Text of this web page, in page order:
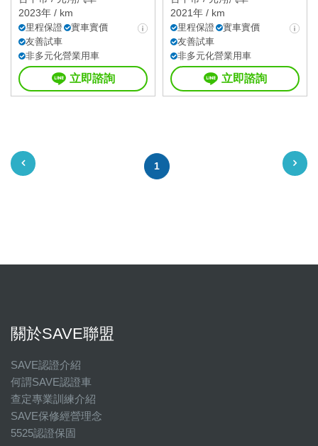
2023年 / km
里程保證
實車實價
友善試車
非多元化營業用車
立即諮詢
2021年 / km
里程保證
實車實價
友善試車
非多元化營業用車
立即諮詢
1
關於SAVE聯盟
SAVE認證介紹
何謂SAVE認證車
查定專業訓練介紹
SAVE保修經營理念
5525認證保固